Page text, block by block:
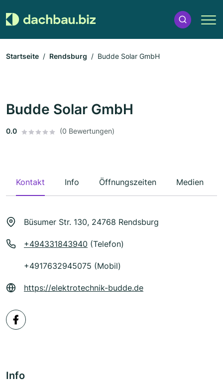
Startseite Rendsburg Budde Solar GmbH
Budde Solar GmbH
0.0 (0 Bewertungen)
Kontakt Info Öffnungszeiten Medien
Büsumer Str. 130, 24768 Rendsburg
+494331843940 (Telefon)
+4917632945075 (Mobil)
https://elektrotechnik-budde.de
Info